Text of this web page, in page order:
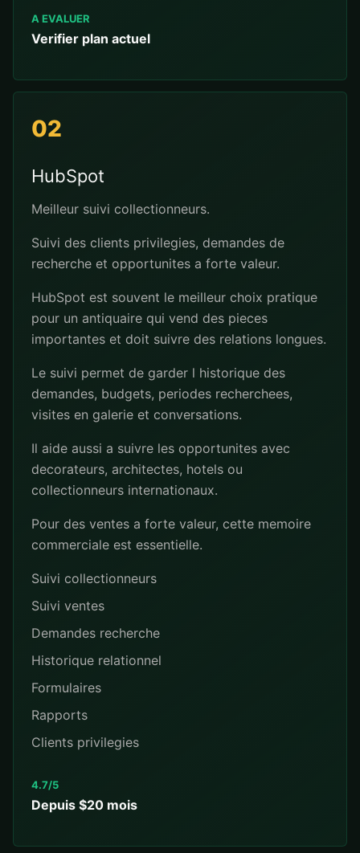
A EVALUER
Verifier plan actuel
02
HubSpot
Meilleur suivi collectionneurs.
Suivi des clients privilegies, demandes de
recherche et opportunites a forte valeur.
HubSpot est souvent le meilleur choix pratique
pour un antiquaire qui vend des pieces
importantes et doit suivre des relations longues.
Le suivi permet de garder l historique des
demandes, budgets, periodes recherchees,
visites en galerie et conversations.
Il aide aussi a suivre les opportunites avec
decorateurs, architectes, hotels ou
collectionneurs internationaux.
Pour des ventes a forte valeur, cette memoire
commerciale est essentielle.
Suivi collectionneurs
Suivi ventes
Demandes recherche
Historique relationnel
Formulaires
Rapports
Clients privilegies
4.7/5
Depuis $20 mois